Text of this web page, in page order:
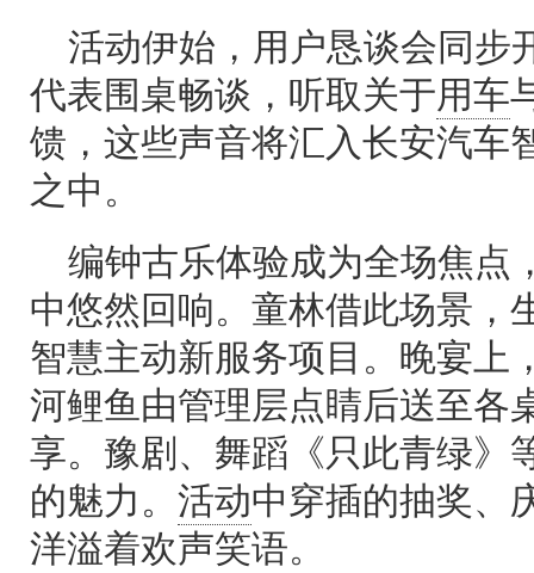
活动伊始，用户恳谈会同步
代表围桌畅谈，听取关于用车
馈，这些声音将汇入长安汽车
之中。
编钟古乐体验成为全场焦点
中悠然回响。童林借此场景，
智慧主动新服务项目。晚宴上
河鲤鱼由管理层点睛后送至各
享。豫剧、舞蹈《只此青绿》
的魅力。 活动中穿插的抽奖、
洋溢着欢声笑语。